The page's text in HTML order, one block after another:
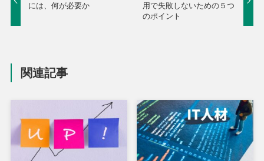
には、何が必要か
用で失敗しないための５つ
のポイント
関連記事